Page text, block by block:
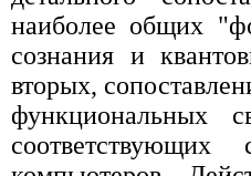
наиболее общих
сознания и
вторых,
функциональных
соответствующих